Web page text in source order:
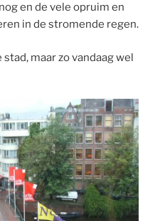
en de vele opruim en
in de stromende regen.
maar zo vandaag wel